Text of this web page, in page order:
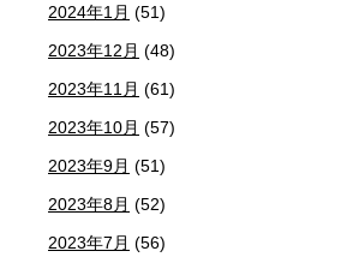
2024年1月 (51)
2023年12月 (48)
2023年11月 (61)
2023年10月 (57)
2023年9月 (51)
2023年8月 (52)
2023年7月 (56)